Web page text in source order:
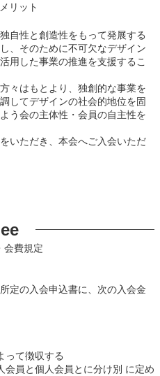
リット
自性と創造性をもって発展する
、そのために不可欠なデザイン
用した事業の推進を支援するこ
々はもとより、独創的な事業を
してデザインの社会的地位を固
う会の主体性・会員の自主性を
いただき、本会へご入会いただ
会費規定
定の入会申込書に、次の入会金
て徴収する
員と個人会員とに分け別 に定め